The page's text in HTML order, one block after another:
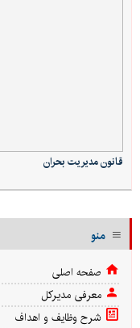
قانون مديريت بحران
منو
صفحه اصلی
معرفی مدیرکل
شرح وظایف و اهداف